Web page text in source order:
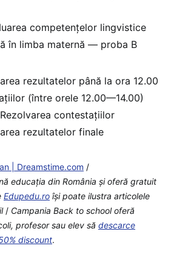
competențelor lingvistice
în limba maternă — proba B
rezultatelor până la ora 12.00
(între orele 12.00—14.00)
contestațiilor
rezultatelor finale
| Dreamstime.com /
educaţia din România şi oferă gratuit
Edupedu.ro îşi poate ilustra articolele
/ Campania Back to school oferă
profesor sau elev să descarce
discount.